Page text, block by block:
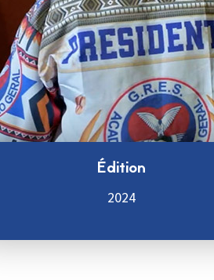
Édition
2024